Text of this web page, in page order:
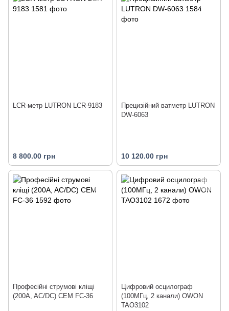
LCR-метр LUTRON LCR-9183
8 800.00 грн
Прецизійний ватметр LUTRON
DW-6063
10 120.00 грн
Професійні струмові кліщі
(200A, AC/DC) CEM FC-36
Цифровий осцилограф
(100МГц, 2 канали) OWON
TAO3102